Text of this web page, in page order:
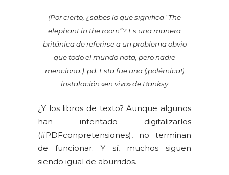
(Por cierto, ¿sabes lo que significa “The
elephant in the room”? Es una manera
británica de referirse a un problema obvio
que todo el mundo nota, pero nadie
menciona.). pd. Esta fue una (¡polémica!)
instalación «en vivo» de Banksy
¿Y los libros de texto? Aunque algunos
han intentado digitalizarlos
(#PDFconpretensiones), no terminan
de funcionar. Y sí, muchos siguen
siendo igual de aburridos.